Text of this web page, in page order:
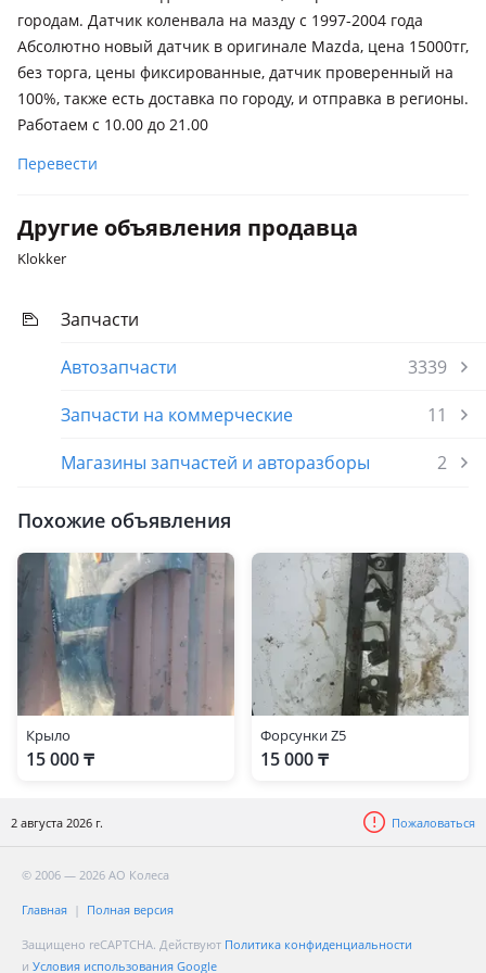
1994 - 1999 Y10, 1998 - 2004 BJ
Mazda 323
1994 - 2000 BA, 1996 - 2000 BA рестайлинг
Mazda 626
1991 - 1997 GE, 1997 - 1999 GF
городам. Датчик коленвала на мазду с 1997-2004 года
Абсолютно новый датчик в оригинале Mazda, цена 15000тг,
без торга, цены фиксированные, датчик проверенный на
100%, также есть доставка по городу, и отправка в регионы.
Работаем с 10.00 до 21.00
Перевести
Другие объявления продавца
Klokker
Запчасти
Автозапчасти
3339
Запчасти на коммерческие
11
Магазины запчастей и авторазборы
2
Похожие объявления
Крыло
15 000 ₸
Форсунки Z5
15 000 ₸
2 августа 2026 г. Пожаловаться
© 2006 — 2026 АО Колеса
Главная Полная версия
Защищено reCAPTCHA. Действуют Политика конфиденциальности
и Условия использования Google